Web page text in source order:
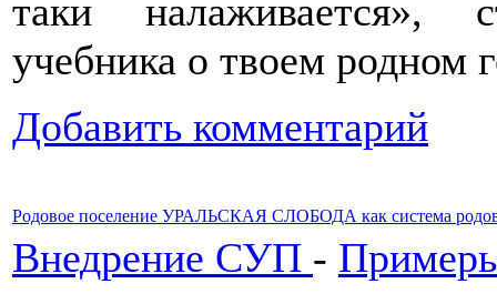
таки налаживается»,
учебника о твоем родном
Добавить комментарий
Родовое поселение УРАЛЬСКАЯ СЛОБОДА как система
Внедрение СУП -